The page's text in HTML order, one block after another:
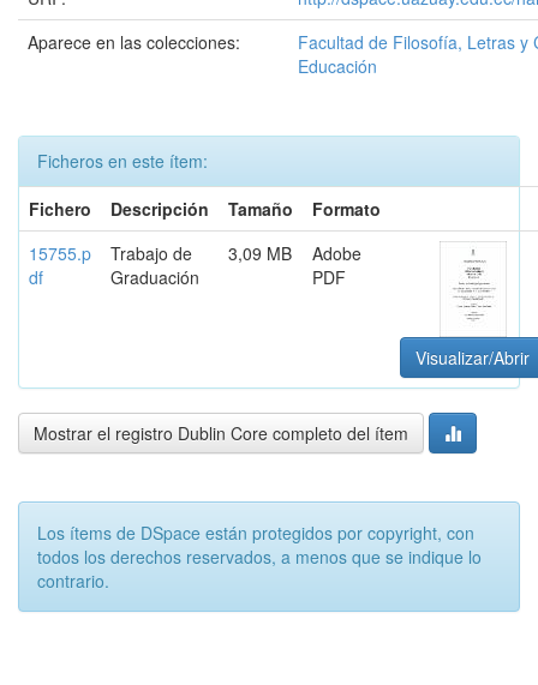
Aparece en las colecciones:
Facultad de Filosofía, Letras y
Educación
Ficheros en este ítem:
Fichero
Descripción Tamaño
Formato
15755.p
df
Trabajo de
Graduación
3,09 MB
Adobe
PDF
Visualizar/Abrir
Mostrar el registro Dublin Core completo del ítem
Los ítems de DSpace están protegidos por copyright, con
todos los derechos reservados, a menos que se indique lo
contrario.